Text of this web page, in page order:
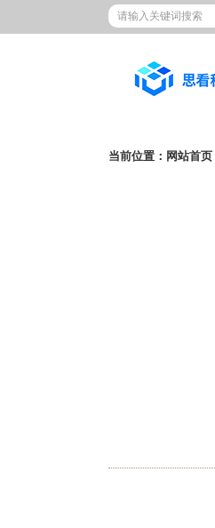
当前位置： 网站首页